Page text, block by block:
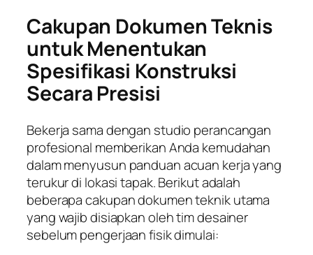
Cakupan Dokumen Teknis
untuk Menentukan
Spesifikasi Konstruksi
Secara Presisi
Bekerja sama dengan studio perancangan
profesional memberikan Anda kemudahan
dalam menyusun panduan acuan kerja yang
terukur di lokasi tapak. Berikut adalah
beberapa cakupan dokumen teknik utama
yang wajib disiapkan oleh tim desainer
sebelum pengerjaan fisik dimulai: